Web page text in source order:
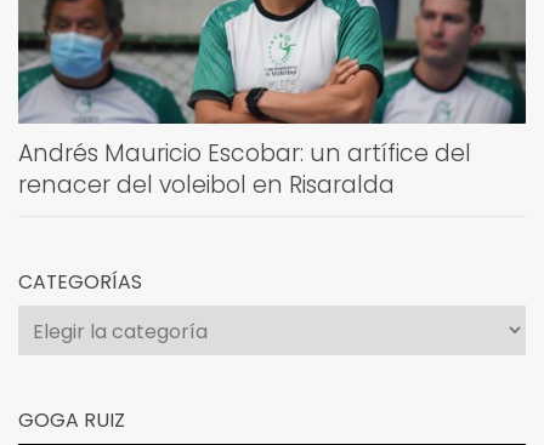
Andrés Mauricio Escobar: un artífice del
renacer del voleibol en Risaralda
CATEGORÍAS
Categorías
GOGA RUIZ